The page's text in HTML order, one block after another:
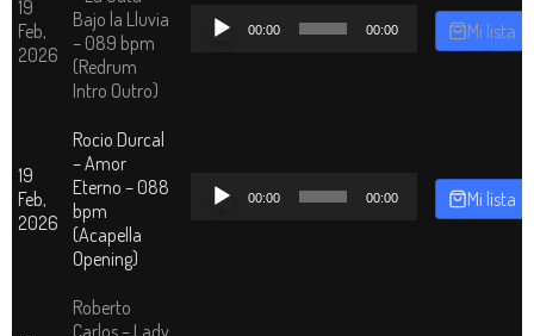
19
Feb,
2026
Bajo la Lluvia
– 089 bpm
(Redrum
Intro Outro)
Reproductor
00:00 00:00 Mi lista
19
Feb,
2026
Rocio Durcal
– Amor
Eterno – 088
bpm
(Acapella
Opening)
Reproductor
00:00 00:00 Mi lista
Roberto
Carlos – Lady